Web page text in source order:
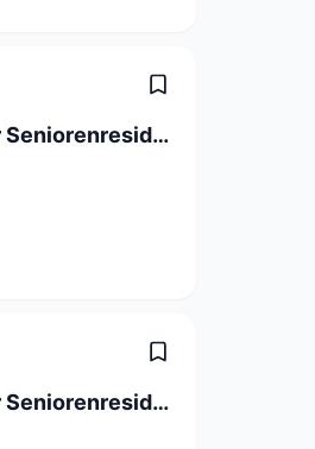
Abteilungsleitung in gepflegter Seniorenresidenz (100%)
Abteilungsleitung in gepflegter Seniorenresidenz (100%)